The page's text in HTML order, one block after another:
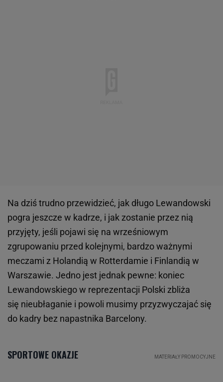
Na dziś trudno przewidzieć, jak długo Lewandowski
pogra jeszcze w kadrze, i jak zostanie przez nią
przyjęty, jeśli pojawi się na wrześniowym
zgrupowaniu przed kolejnymi, bardzo ważnymi
meczami z Holandią w Rotterdamie i Finlandią w
Warszawie. Jedno jest jednak pewne: koniec
Lewandowskiego w reprezentacji Polski zbliża
się nieubłaganie i powoli musimy przyzwyczajać się
do kadry bez napastnika Barcelony.